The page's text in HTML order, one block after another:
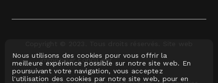
immobilier conçu par
Nous utilisons des cookies pour vous offrir la
meilleure expérience possible sur notre site web. En
poursuivant votre navigation, vous acceptez
l'utilisation des cookies par notre site web, pour en